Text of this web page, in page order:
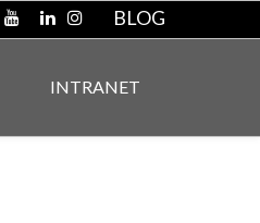
BLOG
INTRANET